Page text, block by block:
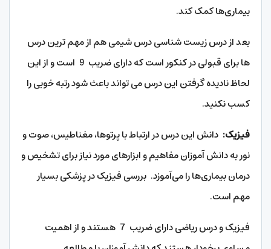
بیماری‌ها کمک کند.
بعد از درس زیست شناسی درس شیمی هم از مهم ترین درس
ها برای قبولی در کنکور است که دارای ضریب 9 است و از این
لحاظ نادیده گرفتن این درس می تواند باعث شود رتبه خوبی را
کسب نکنید.
فیزیک: دانش این درس در ارتباط با پرتوها، مغناطیس، صوت و
نور به دانش آموزان مفاهیم و ابزارهای مورد نیاز برای تشخیص و
درمان بیماری‌ها را می‌آموزد. بررسی فیزیک در پزشکی بسیار
مهم است.
فیزیک و درس ریاضی دارای ضریب 7 هستند و از اهمیت